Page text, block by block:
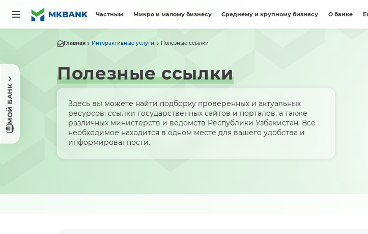
Частным Микро и малому бизнесу Среднему и крупному бизнесу О банке
МОЙ БАНК
Главная Интерактивные услуги Полезные ссылки
Полезные ссылки
Здесь вы можете найти подборку проверенных и актуальных
ресурсов: ссылки государственных сайтов и порталов, а также
различных министерств и ведомств Республики Узбекистан. Всё
необходимое находится в одном месте для вашего удобства и
информированности.